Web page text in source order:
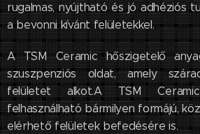
rugalmas, nyújtható és jó adhéziós
a bevonni kívánt felületekkel.
A TSM Ceramic hőszigetelő
szuszpenziós oldat, amely
felületet alkot.A TSM Ceramic
felhasználható bármilyen formájú,
elérhető felületek befedésére is.